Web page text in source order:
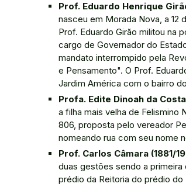
Prof. Eduardo Henrique
nasceu em Morada Nova, a 12
Prof. Eduardo Girão militou na
cargo de Governador do
mandato interrompido pela
e Pensamento". O Prof.
Jardim América com o bairro
Profa. Edite Dinoah da
a filha mais velha de Felismino
806, proposta pelo vereador
nomeando rua com seu nome
Prof. Carlos Câmara (1881/
duas gestões sendo a primeira
prédio da Reitoria do prédio